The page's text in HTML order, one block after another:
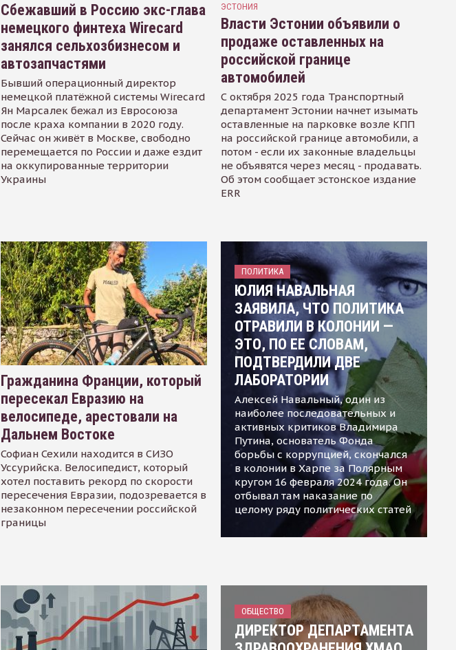
Сбежавший в Россию экс-глава
немецкого финтеха Wirecard
занялся сельхозбизнесом и
автозапчастями
Бывший операционный директор
немецкой платёжной системы Wirecard
Ян Марсалек бежал из Евросоюза
после краха компании в 2020 году.
Сейчас он живёт в Москве, свободно
перемещается по России и даже ездит
на оккупированные территории
Украины
ЭСТОНИЯ
Власти Эстонии объявили о
продаже оставленных на
российской границе
автомобилей
С октября 2025 года Транспортный
департамент Эстонии начнет изымать
оставленные на парковке возле КПП
на российской границе автомобили, а
потом - если их законные владельцы
не объявятся через месяц - продавать.
Об этом сообщает эстонское издание
ERR
Гражданина Франции, который
пересекал Евразию на
велосипеде, арестовали на
Дальнем Востоке
Софиан Сехили находится в СИЗО
Уссурийска. Велосипедист, который
хотел поставить рекорд по скорости
пересечения Евразии, подозревается в
незаконном пересечении российской
границы
ПОЛИТИКА
ЮЛИЯ НАВАЛЬНАЯ
ЗАЯВИЛА, ЧТО ПОЛИТИКА
ОТРАВИЛИ В КОЛОНИИ —
ЭТО, ПО ЕЕ СЛОВАМ,
ПОДТВЕРДИЛИ ДВЕ
ЛАБОРАТОРИИ
Алексей Навальный, один из
наиболее последовательных и
активных критиков Владимира
Путина, основатель Фонда
борьбы с коррупцией, скончался
в колонии в Харпе за Полярным
кругом 16 февраля 2024 года. Он
отбывал там наказание по
целому ряду политических статей
ОБЩЕСТВО
ДИРЕКТОР ДЕПАРТАМЕНТА